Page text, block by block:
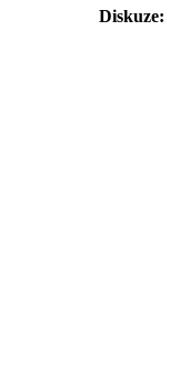
Diskuze: